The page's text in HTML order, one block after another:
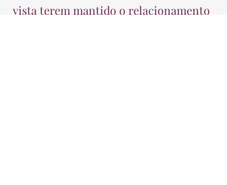
vista terem mantido o relacionamento